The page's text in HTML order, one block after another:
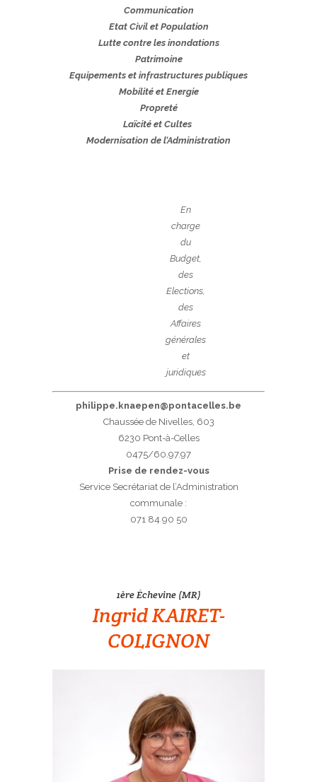
Communication
Etat Civil et Population
Lutte contre les inondations
Patrimoine
Equipements et infrastructures publiques
Mobilité et Energie
Propreté
Laïcité et Cultes
Modernisation de l’Administration
En
charge
du
Budget,
des
Elections,
des
Affaires
générales
et
juridiques
philippe.knaepen@pontacelles.be
Chaussée de Nivelles, 603
6230 Pont-à-Celles
0475/60.97.97
Prise de rendez-vous
Service Secrétariat de l’Administration
communale :
071 84 90 50
1ère Échevine (MR)
Ingrid KAIRET-
COLIGNON